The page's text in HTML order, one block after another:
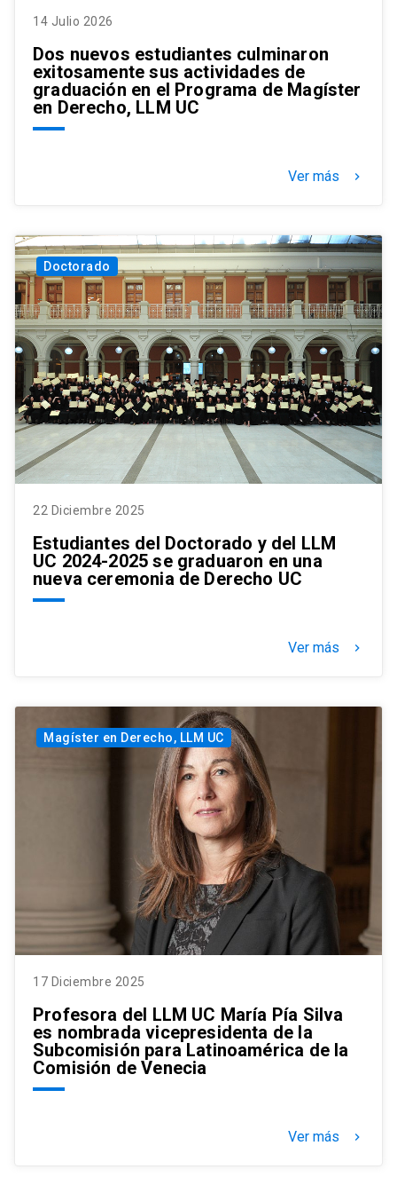
14 Julio 2026
Dos nuevos estudiantes culminaron
exitosamente sus actividades de
graduación en el Programa de Magíster
en Derecho, LLM UC
Ver más keyboard_arrow_right
Doctorado
22 Diciembre 2025
Estudiantes del Doctorado y del LLM
UC 2024-2025 se graduaron en una
nueva ceremonia de Derecho UC
Ver más keyboard_arrow_right
Magíster en Derecho, LLM UC
17 Diciembre 2025
Profesora del LLM UC María Pía Silva
es nombrada vicepresidenta de la
Subcomisión para Latinoamérica de la
Comisión de Venecia
Ver más keyboard_arrow_right